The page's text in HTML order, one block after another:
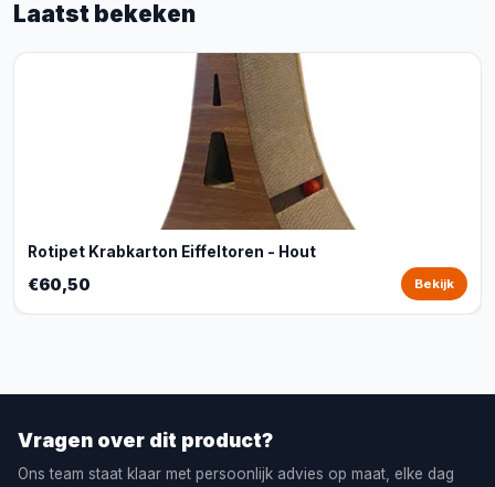
Laatst bekeken
Rotipet Krabkarton Eiffeltoren - Hout
€60,50 Bekijk
Vragen over dit product?
Ons team staat klaar met persoonlijk advies op maat, elke dag